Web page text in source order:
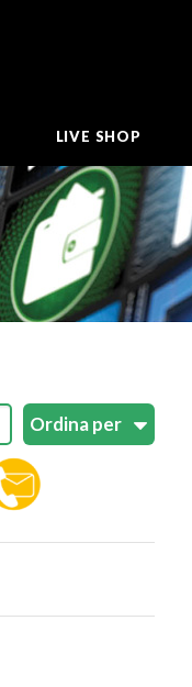
LIVE SHOP